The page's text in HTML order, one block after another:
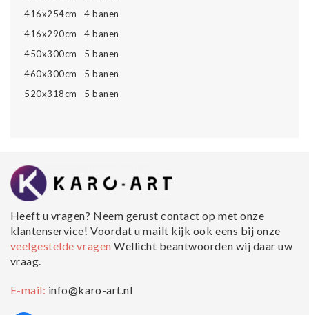
416x254cm 4 banen
416x290cm 4 banen
450x300cm 5 banen
460x300cm 5 banen
520x318cm 5 banen
Heeft u vragen? Neem gerust contact op met onze
klantenservice! Voordat u mailt kijk ook eens bij onze
veelgestelde vragenWellicht beantwoorden wij daar uw
vraag.
E-mail: info@karo-art.nl